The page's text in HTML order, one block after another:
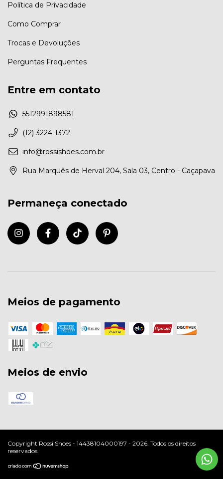
Política de Privacidade
Como Comprar
Trocas e Devoluções
Perguntas Frequentes
Entre em contato
5512991898581
(12) 3224-1372
info@rossishoes.com.br
Rua Marquês de Herval 204, Sala 03, Centro - Caçapava
Permaneça conectado
Meios de pagamento
Meios de envio
Copyright Rossi Shoes - 14438104000197 - 2026. Todos os direitos
reservados.